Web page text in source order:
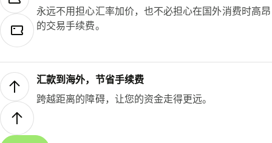
永远不用担心汇率加价，也不必担心在国外消费时高昂
的交易手续费。
汇款到海外，节省手续费
跨越距离的障碍，让您的资金走得更远。